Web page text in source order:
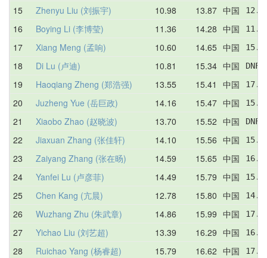
15 Zhenyu Liu (刘振宇) 10.98 13.87 中国
16 Boying Li (李博莹) 11.36 14.28 中国
17 Xiang Meng (孟响) 10.60 14.65 中国
18 Di Lu (卢迪) 10.81 15.34 中国
19 Haoqiang Zheng (郑浩强) 13.55 15.41 中国
20 Juzheng Yue (岳巨政) 14.16 15.47 中国
21 Xiaobo Zhao (赵晓波) 13.70 15.52 中国
22 Jiaxuan Zhang (张佳轩) 14.10 15.56 中国
23 Zaiyang Zhang (张在旸) 14.59 15.65 中国
24 Yanfei Lu (卢彦菲) 14.49 15.79 中国
25 Chen Kang (亢晨) 12.78 15.80 中国
26 Wuzhang Zhu (朱武章) 14.86 15.99 中国
27 Yichao Liu (刘艺超) 13.39 16.29 中国
28 Ruichao Yang (杨睿超) 15.79 16.62 中国